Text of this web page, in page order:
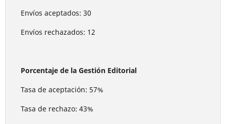
Envíos aceptados: 30
Envíos rechazados: 12
Porcentaje de la Gestión Editorial
Tasa de aceptación: 57%
Tasa de rechazo: 43%